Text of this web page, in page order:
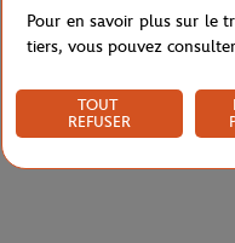
Pour en savoir plus sur le
tiers, vous pouvez
TOUT
REFUSER